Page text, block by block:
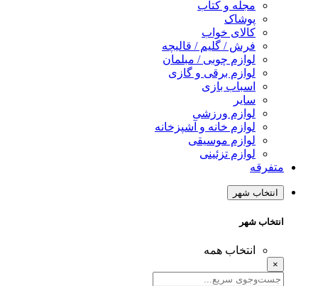
مجله و کتاب
پوشاک
کالای خواب
فرش / گلیم / قالیچه
لوازم چوبی / مبلمان
لوازم برقی و گازی
اسباب بازی
سایر
لوازم ورزشی
لوازم خانه و آشپزخانه
لوازم موسیقی
لوازم تزئینی
متفرقه
انتخاب شهر
انتخاب شهر
انتخاب همه